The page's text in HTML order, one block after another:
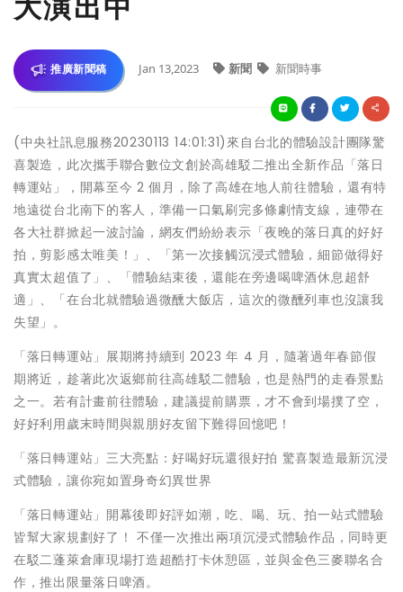
推廣新聞稿 Jan 13,2023 新聞 新聞時事
(中央社訊息服務20230113 14:01:31)來自台北的體驗設計團隊驚
喜製造，此次攜手聯合數位文創於高雄駁二推出全新作品「落日
轉運站」，開幕至今 2 個月，除了高雄在地人前往體驗，還有特
地遠從台北南下的客人，準備一口氣刷完多條劇情支線，連帶在
各大社群掀起一波討論，網友們紛紛表示「夜晚的落日真的好好
拍，剪影感太唯美！」、「第一次接觸沉浸式體驗，細節做得好
真實太超值了」、「體驗結束後，還能在旁邊喝啤酒休息超舒
適」、「在台北就體驗過微醺大飯店，這次的微醺列車也沒讓我
失望」。
「落日轉運站」展期將持續到 2023 年 4 月，隨著過年春節假
期將近，趁著此次返鄉前往高雄駁二體驗，也是熱門的走春景點
之一。若有計畫前往體驗，建議提前購票，才不會到場撲了空，
好好利用歲末時間與親朋好友留下難得回憶吧！
「落日轉運站」三大亮點：好喝好玩還很好拍 驚喜製造最新沉浸
式體驗，讓你宛如置身奇幻異世界
「落日轉運站」開幕後即好評如潮，吃、喝、玩、拍一站式體驗
皆幫大家規劃好了！ 不僅一次推出兩項沉浸式體驗作品，同時更
在駁二蓬萊倉庫現場打造超酷打卡休憩區，並與金色三麥聯名合
作，推出限量落日啤酒。